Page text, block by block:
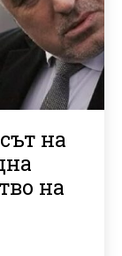
на
на